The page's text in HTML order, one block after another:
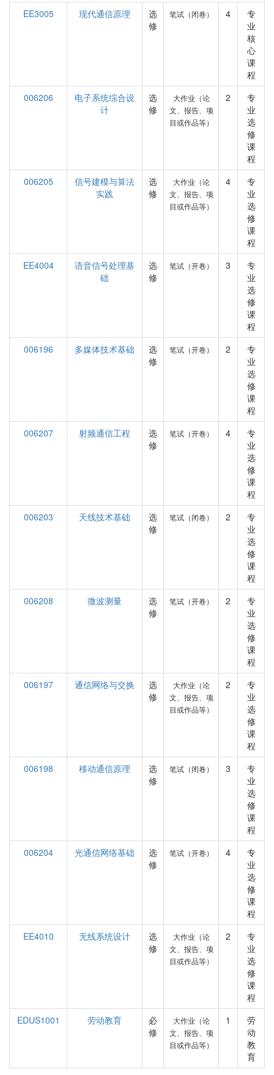
EE3005 现代通信原理
选
修
笔试（闭卷） 4
专
业
核
心
课
程
006206
电子系统综合设
计
选
修
大作业（论
文、报告、项
目或作品等）
2
专
业
选
修
课
程
006205
信号建模与算法
实践
选
修
大作业（论
文、报告、项
目或作品等）
4
专
业
选
修
课
程
EE4004
语音信号处理基
础
选
修
笔试（开卷） 3
专
业
选
修
课
程
006196
多媒体技术基础
选
修
笔试（开卷） 2
专
业
选
修
课
程
006207
射频通信工程
选
修
笔试（开卷） 4
专
业
选
修
课
程
006203
天线技术基础
选
修
笔试（闭卷） 2
专
业
选
修
课
程
006208
微波测量
选
修
笔试（开卷） 2
专
业
选
修
课
程
006197
通信网络与交换
选
修
大作业（论
文、报告、项
目或作品等）
2
专
业
选
修
课
程
006198
移动通信原理
选
修
笔试（闭卷） 3
专
业
选
修
课
程
006204
光通信网络基础
选
修
笔试（开卷） 4
专
业
选
修
课
程
EE4010
无线系统设计
选
修
大作业（论
文、报告、项
目或作品等）
2
专
业
选
修
课
程
EDUS1001
劳动教育
必
修
大作业（论
文、报告、项
目或作品等）
1
劳
动
教
育